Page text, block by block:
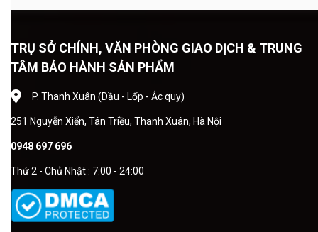
TRỤ SỞ CHÍNH, VĂN PHÒNG GIAO DỊCH & TRUNG
TÂM BẢO HÀNH SẢN PHẨM
P. Thanh Xuân (Dầu - Lốp - Ắc quy)
251 Nguyễn Xiển, Tân Triều, Thanh Xuân, Hà Nội
0948 697 696
Thứ 2 - Chủ Nhật : 7:00 - 24:00